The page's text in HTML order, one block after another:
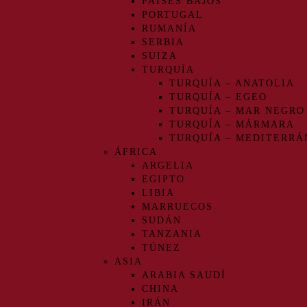
PORTUGAL
RUMANÍA
SERBIA
SUIZA
TURQUÍA
TURQUÍA – ANATOLIA
TURQUÍA – EGEO
TURQUÍA – MAR NEGRO
TURQUÍA – MÁRMARA
TURQUÍA –
ÁFRICA
ARGELIA
EGIPTO
LIBIA
MARRUECOS
SUDÁN
TANZANIA
TÚNEZ
ASIA
ARABIA SAUDÍ
CHINA
IRÁN